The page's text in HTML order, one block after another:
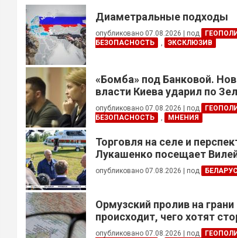
Диаметральные подходы
опубликовано 07.08.2026 под
БЕЗОПАСНОСТЬ
, ЭКСКЛЮЗИВ
«Бомба» под Банковой.
власти Киева ударил по
опубликовано 07.08.2026 под
БЕЗОПАСНОСТЬ
, МНЕНИЯ
Торговля на селе и
Лукашенко посещает
опубликовано 07.08.2026 под
Ормузский пролив на
происходит, чего хотят
это приведет?
опубликовано 07.08.2026 под